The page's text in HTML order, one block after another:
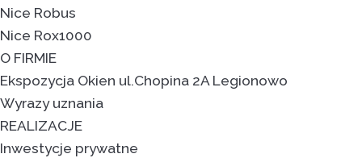
Nice Robus
Nice Rox1000
O FIRMIE
Ekspozycja Okien ul.Chopina 2A Legionowo
Wyrazy uznania
REALIZACJE
Inwestycje prywatne